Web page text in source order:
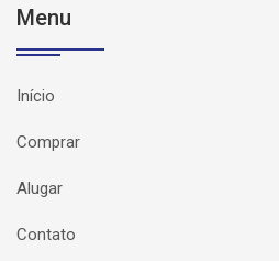
Menu
Início
Comprar
Alugar
Contato